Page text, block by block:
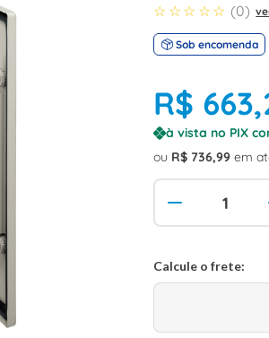
☆ ☆ ☆ ☆ ☆ (0)
Sob encomenda
R$ 663,
à vista no PIX
ou R$ 736,99 em